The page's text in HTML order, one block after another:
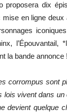
proposera dix
en ligne
l’Épouvantail,
la bande annonce !
corrompus sont
vivent dans un
devient quelque